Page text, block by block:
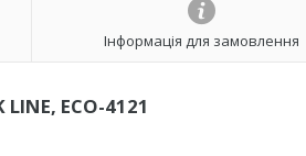
Інформація для замовлення
ECO-4121